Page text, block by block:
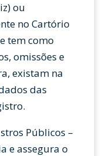
ou
no Cartório
tem como
omissões e
existam na
das
Públicos –
e assegura o